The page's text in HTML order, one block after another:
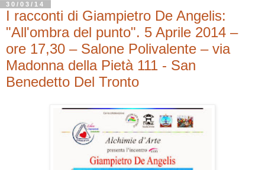
30/03/14
I racconti di Giampietro De Angelis:
"All'ombra del punto". 5 Aprile 2014 –
ore 17,30 – Salone Polivalente – via
Madonna della Pietà 111 - San
Benedetto Del Tronto